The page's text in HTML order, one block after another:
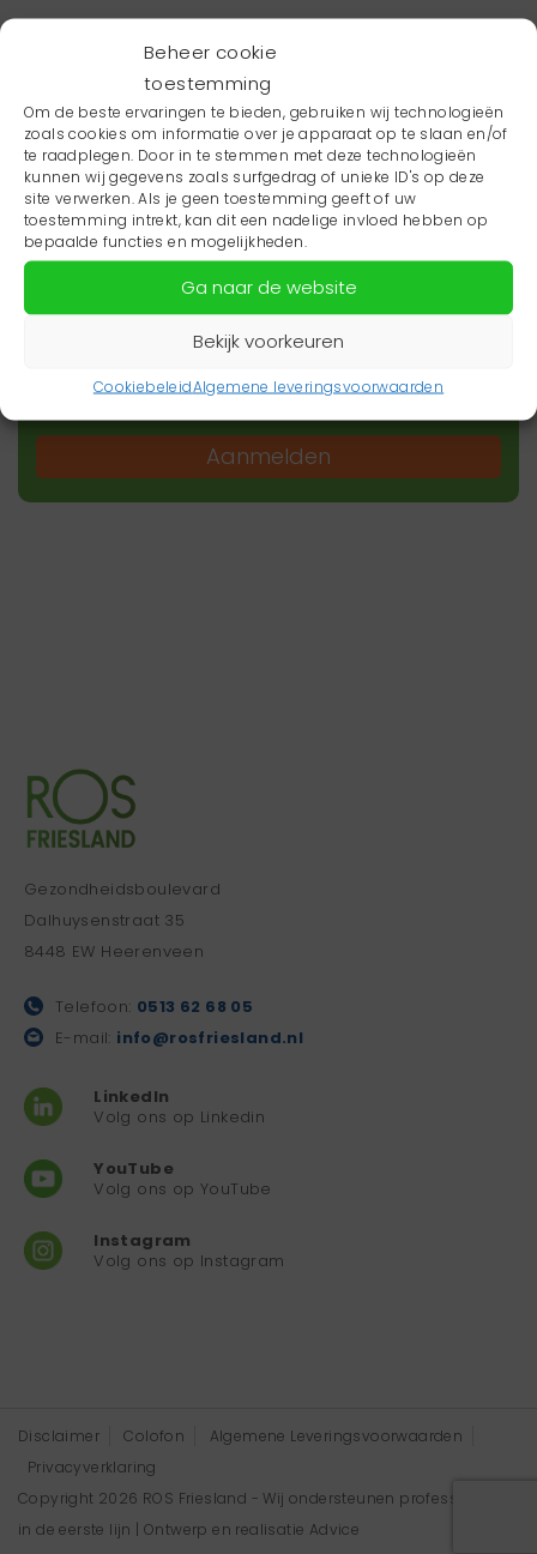
Beheer cookie
toestemming
Om de beste ervaringen te bieden, gebruiken wij technologieën
zoals cookies om informatie over je apparaat op te slaan en/of
te raadplegen. Door in te stemmen met deze technologieën
kunnen wij gegevens zoals surfgedrag of unieke ID's op deze
site verwerken. Als je geen toestemming geeft of uw
toestemming intrekt, kan dit een nadelige invloed hebben op
bepaalde functies en mogelijkheden.
Ga naar de website
Bekijk voorkeuren
CookiebeleidAlgemene leveringsvoorwaarden
Wil je niets missen?
Wil je op de hoogte blijven van het laatste
zorgnieuws in jouw regio? Schrijf je dan in voor
onze nieuwsbrief.
Aanmelden
Gezondheidsboulevard
Dalhuysenstraat 35
8448 EW Heerenveen
Telefoon: 0513 62 68 05
E-mail: info@rosfriesland.nl
LinkedIn
Volg ons op Linkedin
YouTube
Volg ons op YouTube
Instagram
Volg ons op Instagram
Disclaimer Colofon
Algemene Leveringsvoorwaarden
Privacyverklaring
Copyright 2026 ROS Friesland - Wij ondersteunen professionals
in de eerste lijn | Ontwerp en realisatie Advice